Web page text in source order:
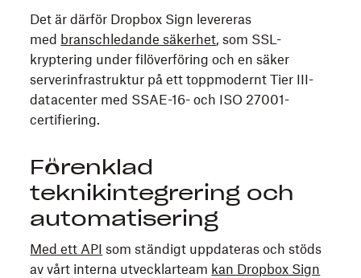
Det är därför Dropbox Sign levereras
med branschledande säkerhet, som SSL-
kryptering under filöverföring och en säker
serverinfrastruktur på ett toppmodernt Tier III-
datacenter med SSAE-16- och ISO 27001-
certifiering.
Förenklad
teknikintegrering och
automatisering
Med ett API som ständigt uppdateras och stöds
av vårt interna utvecklarteam kan Dropbox Sign